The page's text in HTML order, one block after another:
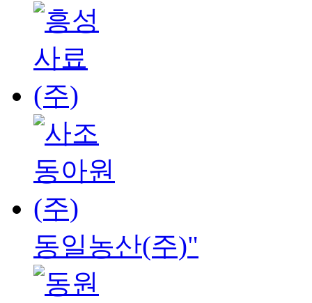
동일농산(주)"